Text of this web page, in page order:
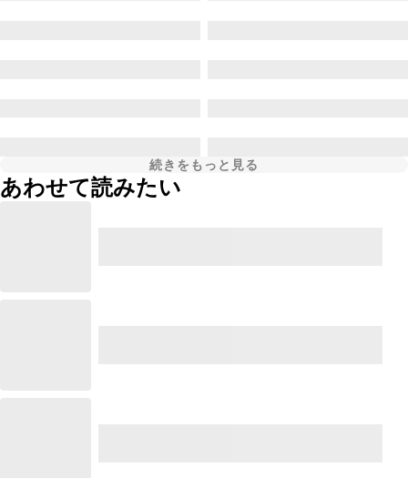
続きをもっと見る
あわせて読みたい